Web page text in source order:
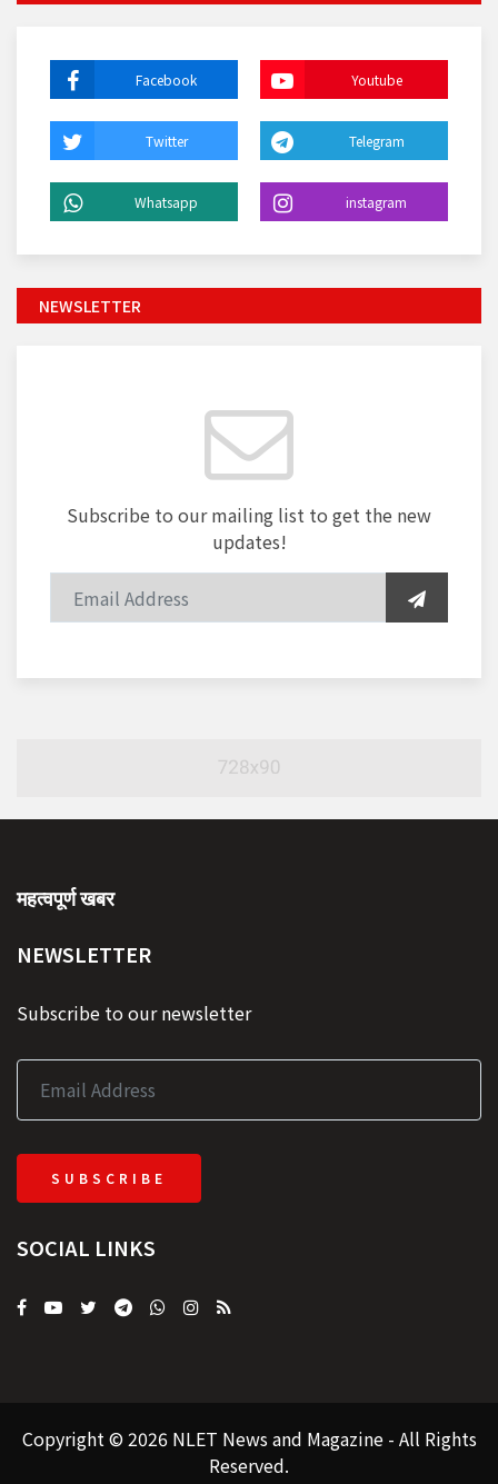
Facebook Youtube
Twitter Telegram
Whatsapp instagram
NEWSLETTER
Subscribe to our mailing list to get the new
updates!
महत्वपूर्ण खबर
NEWSLETTER
Subscribe to our newsletter
SUBSCRIBE
SOCIAL LINKS
Copyright © 2026 NLET News and Magazine - All Rights
Reserved.